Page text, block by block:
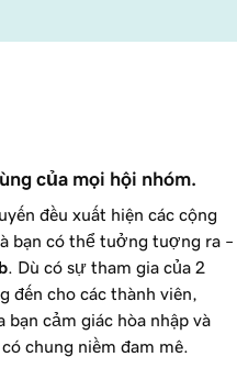
của mọi hội nhóm.
đều xuất hiện các cộng
bạn có thể tưởng tượng ra –
. Dù có sự tham gia của 2
đến cho các thành viên,
bạn cảm giác hòa nhập và
chung niềm đam mê.